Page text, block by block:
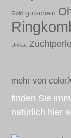
Gold gutschein
Unikat
mehr von
finden Sie
natürlich hier